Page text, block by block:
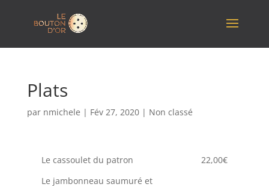
Plats
par nmichele | Fév 27, 2020| Non classé
Le cassoulet du patron
22,00€
Le jambonneau saumuré et